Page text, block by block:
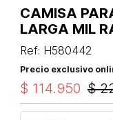
CAMISA
LARGA MIL
Ref: H580442
Precio exclusivo
$
$ 114.950